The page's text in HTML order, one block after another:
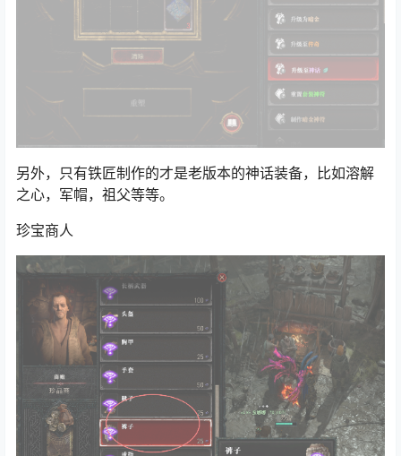
另外，只有铁匠制作的才是老版本的神话装备，比如溶解
之心，军帽，祖父等等。
珍宝商人